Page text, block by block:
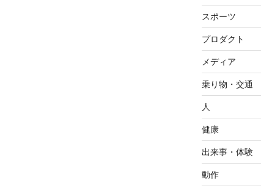
スポーツ
プロダクト
メディア
乗り物・交通
人
健康
出来事・体験
動作